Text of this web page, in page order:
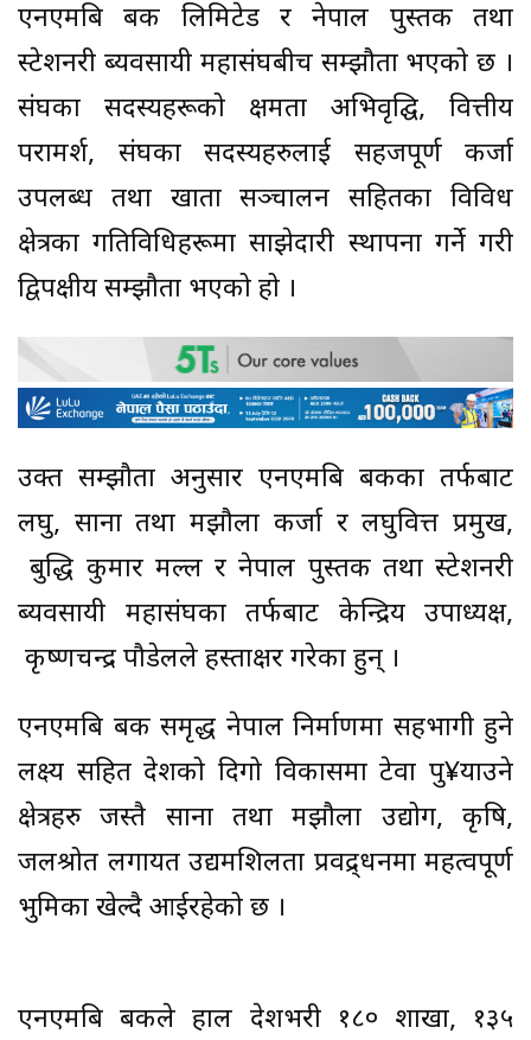
एनएमबि बैंक लिमिटेड र नेपाल पुस्तक तथा
स्टेशनरी ब्यवसायी महासंघबीच सम्झौता भएको छ ।
संघका सदस्यहरूको क्षमता अभिवृद्घि, वित्तीय
परामर्श, संघका सदस्यहरुलाई सहजपूर्ण कर्जा
उपलब्ध तथा खाता सञ्चालन सहितका विविध
क्षेत्रका गतिविधिहरूमा साझेदारी स्थापना गर्ने गरी
द्विपक्षीय सम्झौता भएको हो ।
उक्त सम्झौता अनुसार एनएमबि बैंकका तर्फबाट
लघु, साना तथा मझौला कर्जा र लघुवित्त प्रमुख,
बुद्धि कुमार मल्ल र नेपाल पुस्तक तथा स्टेशनरी
ब्यवसायी महासंघका तर्फबाट केन्द्रिय उपाध्यक्ष,
कृष्णचन्द्र पौडेलले हस्ताक्षर गरेका हुन् ।
एनएमबि बैंक समृद्ध नेपाल निर्माणमा सहभागी हुने
लक्ष्य सहित देशको दिगो विकासमा टेवा पु¥याउने
क्षेत्रहरु जस्तै साना तथा मझौला उद्योग, कृषि,
जलश्रोत लगायत उद्यमशिलता प्रवद्र्धनमा महत्वपूर्ण
भुमिका खेल्दै आईरहेको छ ।
एनएमबि बैंकले हाल देशभरी १८० शाखा, १३५